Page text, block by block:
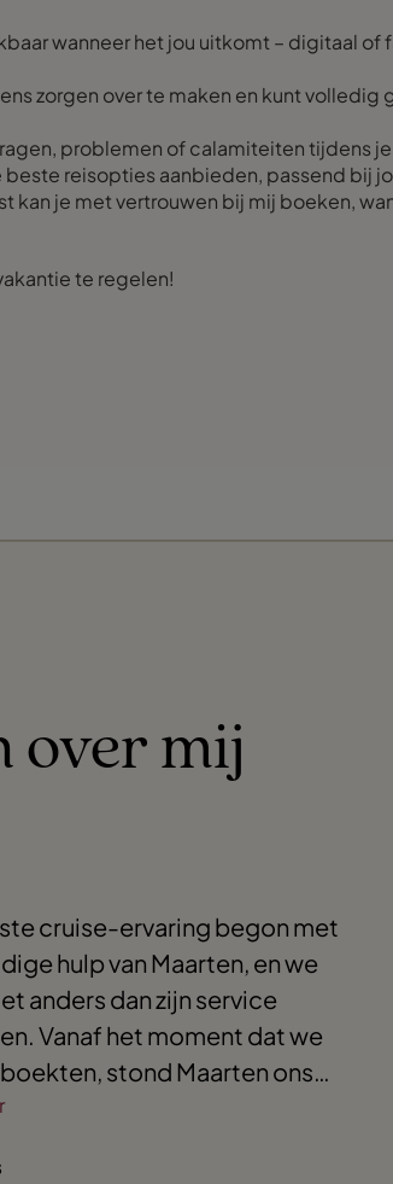
wanneer het jou uitkomt – digitaal
zorgen over te maken en kunt
problemen of calamiteiten tijdens
reisopties aanbieden, passend bij
je met vertrouwen bij mij boeken,
te regelen!
over mij
cruise-ervaring begon met
hulp van Maarten, en we
anders dan zijn service
Vanaf het moment dat we
stond Maarten ons
daad bij. Hij nam de tijd om